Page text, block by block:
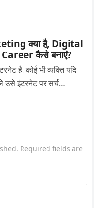
क्या है, Digital
कैसे बनाएं?
है. कोई भी व्यक्ति यदि
उसे इंटरनेट पर सर्च…
Required fields are